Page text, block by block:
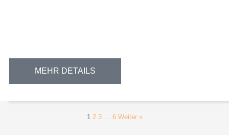
MEHR DETAILS
1 2 3 6 Weiter »